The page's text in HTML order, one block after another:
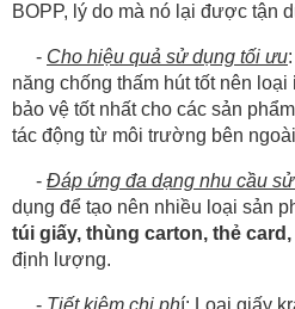
BOPP, lý do mà nó lại được tận
- Cho hiệu quả sử dụng tối ưu
năng chống thấm hút tốt nên loại
bảo vệ tốt nhất cho các sản
tác động từ môi trường bên
- Đáp ứng đa dạng nhu cầu
dụng để tạo nên nhiều loại sản
túi giấy, thùng carton, thẻ
định lượng.
- Tiết kiệm chi phí: Loại giấy